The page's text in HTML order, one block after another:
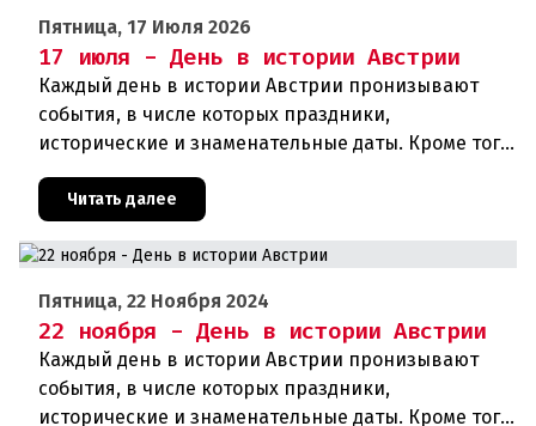
Пятница, 17 Июля 2026
17 июля - День в истории Австрии
Каждый день в истории Австрии пронизывают
события, в числе которых праздники,
исторические и знаменательные даты. Кроме того
дни рождения различных деятелей страны, а
также дни их смерти. Что же произ
Читать далее
Пятница, 22 Ноября 2024
22 ноября - День в истории Австрии
Каждый день в истории Австрии пронизывают
события, в числе которых праздники,
исторические и знаменательные даты. Кроме того